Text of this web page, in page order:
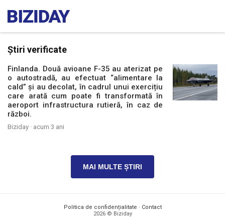
Știri verificate
Finlanda. Două avioane F-35 au aterizat pe
o autostradă, au efectuat “alimentare la
cald” și au decolat, în cadrul unui exercițiu
care arată cum poate fi transformată în
aeroport infrastructura rutieră, în caz de
război.
Biziday · acum 3 ani
MAI MULTE ȘTIRI
Politica de confidențialitate · Contact
2026 © Biziday